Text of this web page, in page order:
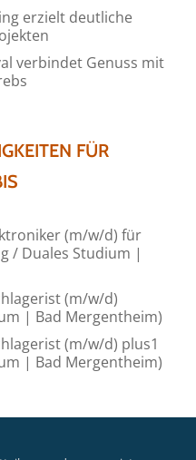
erzielt deutliche
verbindet Genuss mit
FÜR
(m/w/d) für
/ Duales Studium |
(m/w/d)
| Bad Mergentheim)
(m/w/d) plus1
| Bad Mergentheim)